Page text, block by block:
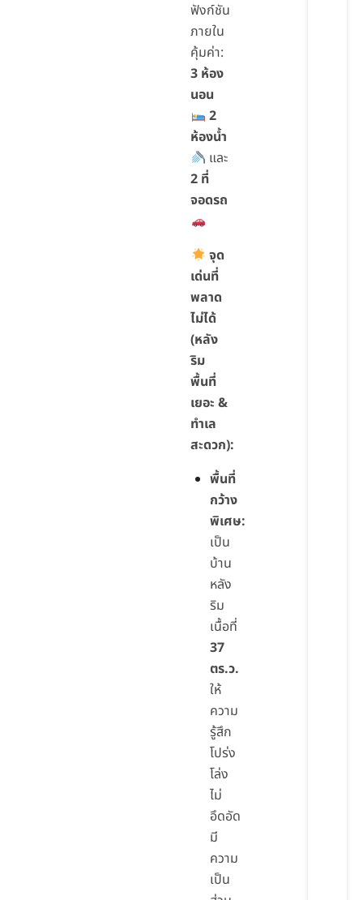
ฟังก์ชัน
ภายใน
คุ้มค่า:
3 ห้อง
นอน
2
ห้องน้ำ
และ
2 ที่
จอดรถ
จุด
เด่นที่
พลาด
ไม่ได้
(หลัง
ริม
พื้นที่
เยอะ &
ทำเล
สะดวก):
พื้นที่
กว้าง
พิเศษ:
เป็น
บ้าน
หลัง
ริม
เนื้อที่
37
ตร.ว.
ให้
ความ
รู้สึก
โปร่ง
โล่ง
ไม่
อึดอัด
มี
ความ
เป็น